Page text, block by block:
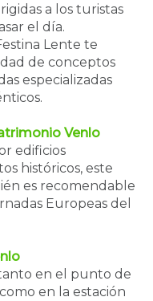
a los turistas
el día.
Lente te
de conceptos
especializadas
Venlo
edificios
históricos, este
es recomendable
Europeas del
en el punto de
en la estación